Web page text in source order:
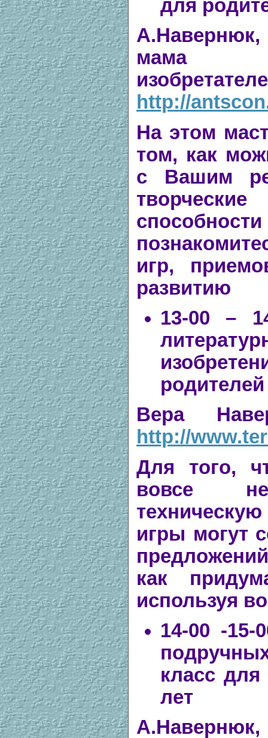
для
А.Навернюк,
http://
На этом
том, как
с Вашим
игр,
развитию
13-00 –
Вера
http://
Для того,
вовсе
игры могут
как
используя
14-00 -15-
класс
лет